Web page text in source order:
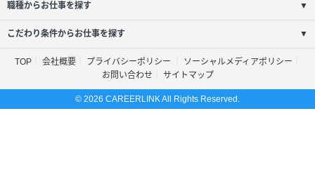
職種からお仕事を探す ▼
こだわり条件からお仕事を探す ▼
TOP 会社概要 プライバシーポリシー
ソーシャルメディアポリシー
お問い合わせ
サイトマップ
© 2026 CAREERLINK All Rights Reserved.